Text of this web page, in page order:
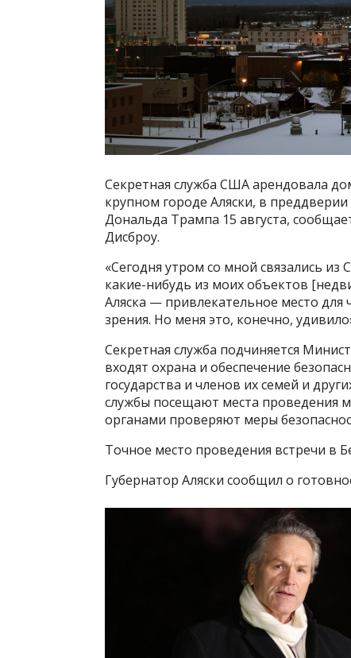
Секретная служба США арендовала
крупном городе Аляски, в
Дональда Трампа 15 августа,
Дисброу.
«Сегодня утром со мной связались
какие-нибудь из моих объектов
Аляска — привлекательное место для
зрения. Но меня это, конечно,
Секретная служба подчиняется
входят охрана и обеспечение
государства и членов их семей и
службы посещают места проведения
органами проверяют меры
Точное место проведения встречи в
Губернатор Аляски сообщил о